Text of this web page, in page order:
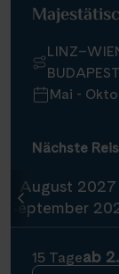
Mai -
Nächste
August 2027
September
15 Tageab